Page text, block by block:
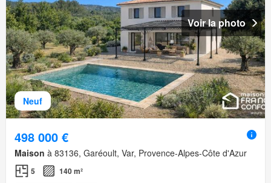
Neuf
Voir la photo
498 000 €
Maison à 83136, Garéoult, Var, Provence-Alpes-Côte d'Azur
5 140 m²